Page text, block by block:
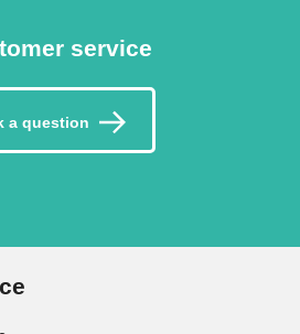
service
a question